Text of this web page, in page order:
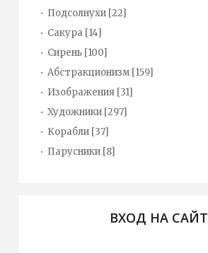
Подсолнухи [22]
Сакура [14]
Сирень [100]
Абстракционизм [159]
Изображения [31]
Художники [297]
Корабли [37]
Парусники [8]
ВХОД НА САЙТ